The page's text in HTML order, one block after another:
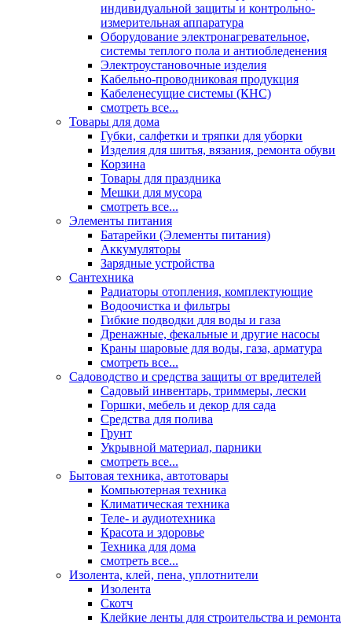
индивидуальной защиты и контрольно-
измерительная аппаратура
Оборудование электронагревательное,
системы теплого пола и антиобледенения
Электроустановочные изделия
Кабельно-проводниковая продукция
Кабеленесущие системы (КНС)
смотреть все...
Товары для дома
Губки, салфетки и тряпки для уборки
Изделия для шитья, вязания, ремонта обуви
Корзина
Товары для праздника
Мешки для мусора
смотреть все...
Элементы питания
Батарейки (Элементы питания)
Аккумуляторы
Зарядные устройства
Сантехника
Радиаторы отопления, комплектующие
Водоочистка и фильтры
Гибкие подводки для воды и газа
Дренажные, фекальные и другие насосы
Краны шаровые для воды, газа, арматура
смотреть все...
Садоводство и средства защиты от вредителей
Садовый инвентарь, триммеры, лески
Горшки, мебель и декор для сада
Средства для полива
Грунт
Укрывной материал, парники
смотреть все...
Бытовая техника, автотовары
Компьютерная техника
Климатическая техника
Теле- и аудиотехника
Красота и здоровье
Техника для дома
смотреть все...
Изолента, клей, пена, уплотнители
Изолента
Скотч
Клейкие ленты для строительства и ремонта